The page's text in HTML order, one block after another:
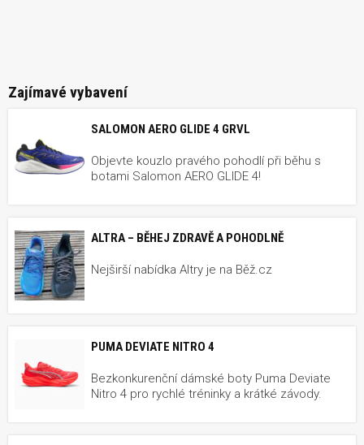
Zajímavé vybavení
SALOMON AERO GLIDE 4 GRVL
Objevte kouzlo pravého pohodlí při běhu s
botami Salomon AERO GLIDE 4!
ALTRA – BĚHEJ ZDRAVĚ A POHODLNĚ
Nejširší nabídka Altry je na Běž.cz
PUMA DEVIATE NITRO 4
Bezkonkurenční dámské boty Puma Deviate
Nitro 4 pro rychlé tréninky a krátké závody.